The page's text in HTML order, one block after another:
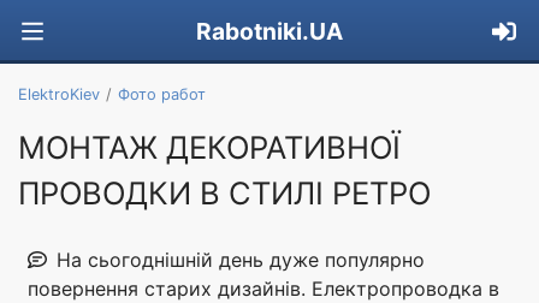
Rabotniki.UA
ElektroKiev Фото работ
МОНТАЖ ДЕКОРАТИВНОЇ
ПРОВОДКИ В СТИЛІ РЕТРО
На сьогоднішній день дуже популярно
повернення старих дизайнів. Електропроводка в